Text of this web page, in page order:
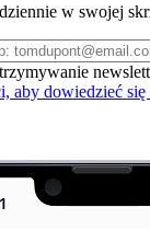
w swojej
aby dowiedzieć się